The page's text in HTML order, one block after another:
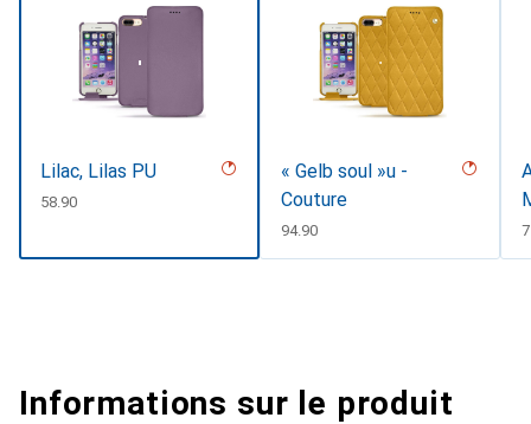
Lilac, Lilas PU
CHF
58.90
« Gelb soul »u -
Couture
CHF
94.90
Informations sur le produit